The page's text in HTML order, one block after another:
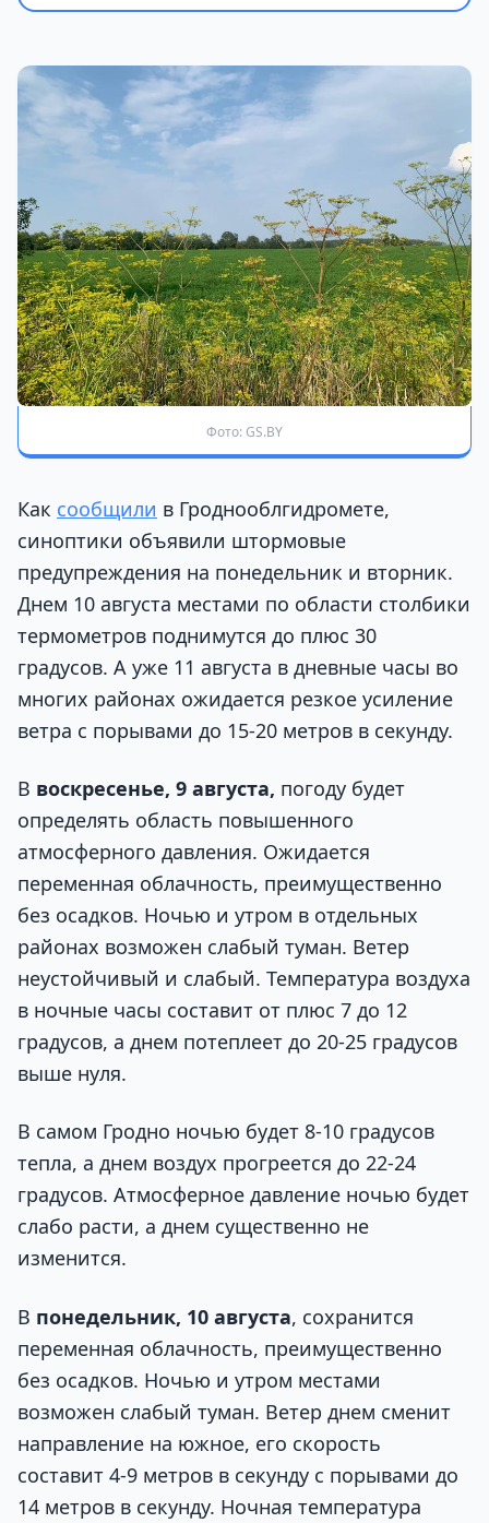
Фото: GS.BY
Как сообщили в Гроднооблгидромете,
синоптики объявили штормовые
предупреждения на понедельник и вторник.
Днем 10 августа местами по области столбики
термометров поднимутся до плюс 30
градусов. А уже 11 августа в дневные часы во
многих районах ожидается резкое усиление
ветра с порывами до 15-20 метров в секунду.
В воскресенье, 9 августа, погоду будет
определять область повышенного
атмосферного давления. Ожидается
переменная облачность, преимущественно
без осадков. Ночью и утром в отдельных
районах возможен слабый туман. Ветер
неустойчивый и слабый. Температура воздуха
в ночные часы составит от плюс 7 до 12
градусов, а днем потеплеет до 20-25 градусов
выше нуля.
В самом Гродно ночью будет 8-10 градусов
тепла, а днем воздух прогреется до 22-24
градусов. Атмосферное давление ночью будет
слабо расти, а днем существенно не
изменится.
В понедельник, 10 августа, сохранится
переменная облачность, преимущественно
без осадков. Ночью и утром местами
возможен слабый туман. Ветер днем сменит
направление на южное, его скорость
составит 4-9 метров в секунду с порывами до
14 метров в секунду. Ночная температура